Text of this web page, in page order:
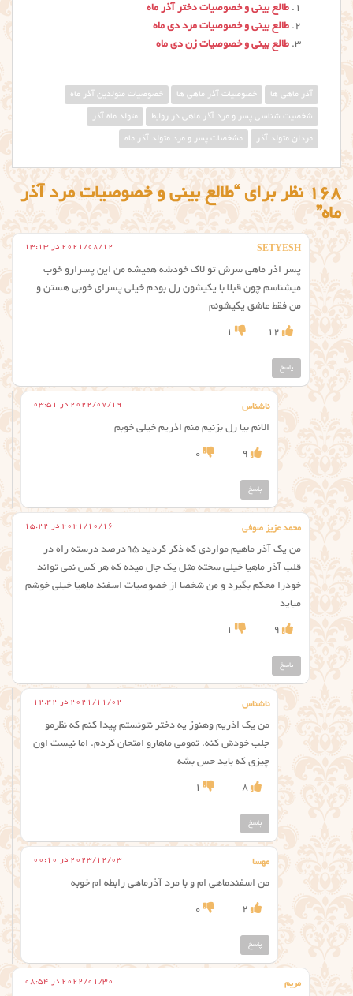
طالع بینی و خصوصیات دختر آذر ماه
طالع بینی و خصوصیات مرد دی ماه
طالع بینی و خصوصیات زن دی ماه
آذر ماهی ها خصوصیات آذر ماهی ها خصوصیات متولدین آذر ماه
شخصیت شناسی پسر و مرد آذر ماهی در روابط متولد ماه آذر
مردان متولد آذر مشخصات پسر و مرد متولد آذر ماه
168 نظر برای “طالع بینی و خصوصیات مرد آذر
ماه”
SETYESH 2021/08/12 در 13:13
پسر اذر ماهی سرش تو لاک خودشه همیشه من این پسرارو خوب
میشناسم چون قبلا با یکیشون رل بودم خیلی پسرای خوبی هستن و
من فقط عاشق یکیشونم
12
1
پاسخ
ناشناس 2022/07/19 در 03:51
الانم بیا رل بزنیم منم اذریم خیلی خوبم
9
0
پاسخ
محمد عزیز صوفی 2021/10/16 در 15:22
من یک آذر ماهیم مواردی که ذکر کردید ۹۵درصد درسته راه در
قلب آذر ماهیا خیلی سخته مثل یک جال میده که هر کس نمی تواند
خودرا محکم بگیرد و من شخصا از خصوصیات اسفند ماهیا خیلی خوشم
میاید
9
1
پاسخ
ناشناس 2021/11/02 در 12:42
من یک اذریم وهنوز یه دختر نتونستم پیدا کنم که نظرمو
جلب خودش کنه. تمومی ماهارو امتحان کردم. اما نیست اون
چیزی که باید حس بشه
8
1
پاسخ
مهسا 2023/12/03 در 00:10
من اسفندماهی ام و با مرد آذرماهی رابطه ام خوبه
2
0
پاسخ
مریم 2022/01/30 در 08:54